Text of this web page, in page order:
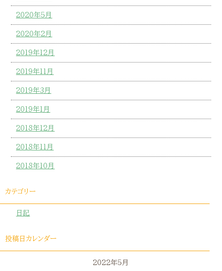
2020年5月
2020年2月
2019年12月
2019年11月
2019年3月
2019年1月
2018年12月
2018年11月
2018年10月
カテゴリー
日記
投稿日カレンダー
2022年5月